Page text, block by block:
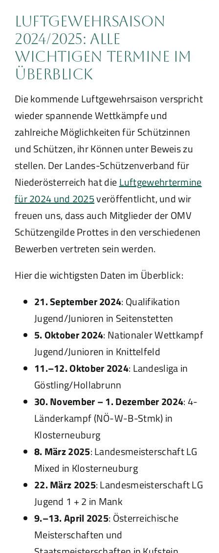
Luftgewehrsaison
2024/2025: Alle
wichtigen Termine im
Überblick
Die kommende Luftgewehrsaison verspricht
wieder spannende Wettkämpfe und
zahlreiche Möglichkeiten für Schützinnen
und Schützen, ihr Können unter Beweis zu
stellen. Der Landes-Schützenverband für
Niederösterreich hat dieLuftgewehrtermine
für 2024 und 2025veröffentlicht, und wir
freuen uns, dass auch Mitglieder der OMV
Schützengilde Prottes in den verschiedenen
Bewerben vertreten sein werden.
Hier die wichtigsten Daten im Überblick:
21. September 2024: Qualifikation
Jugend/Junioren in Seitenstetten
5. Oktober 2024: Nationaler Wettkampf
Jugend/Junioren in Knittelfeld
11.–12. Oktober 2024: Landesliga in
Göstling/Hollabrunn
30. November – 1. Dezember 2024: 4-
Länderkampf (NÖ-W-B-Stmk) in
Klosterneuburg
8. März 2025: Landesmeisterschaft LG
Mixed in Klosterneuburg
22. März 2025: Landesmeisterschaft LG
Jugend 1 + 2 in Mank
9.–13. April 2025: Österreichische
Meisterschaften und